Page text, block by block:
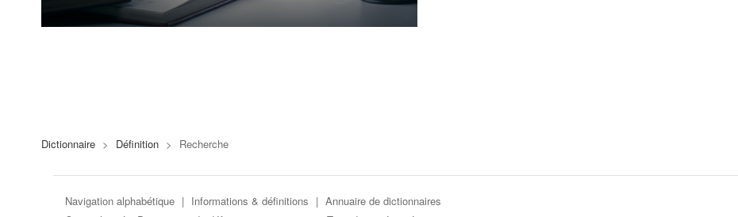
Dictionnaire > Définition > Recherche
Navigation alphabétique | Informations & définitions | Annuaire de dictionnaires